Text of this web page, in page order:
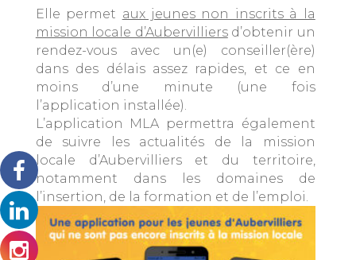
Elle permet aux jeunes non inscrits à la
mission locale d’Aubervilliersd’obtenir un
rendez-vous avec un(e) conseiller(ère)
dans des délais assez rapides, et ce en
moins d’une minute (une fois
l’application installée).
L’application MLA permettra également
de suivre les actualités de la mission
locale d’Aubervilliers et du territoire,
notamment dans les domaines de
l’insertion, de la formation et de l’emploi.